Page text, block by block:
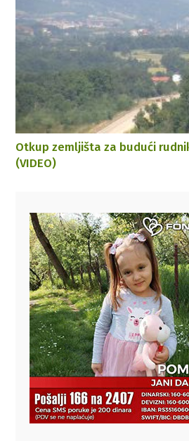
Otkup zemljišta za budući
(VIDEO)